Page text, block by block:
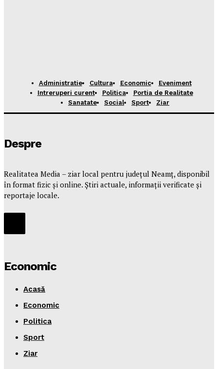
Administratie Cultura Economic
Eveniment
Intreruperi curent
Politica
Portia de Realitate
Sanatate
Social Sport Ziar
Despre
Realitatea Media – ziar local pentru județul Neamț, disponibil
în format fizic și online. Știri actuale, informații verificate și
reportaje locale.
Economic
Acasă
Economic
Politica
Sport
Ziar